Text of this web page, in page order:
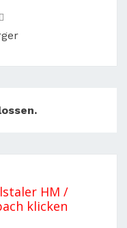
HM /
klicken